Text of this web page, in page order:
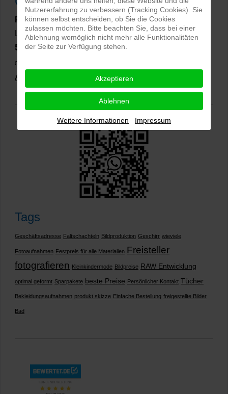
PRO-ducto GmbH, Fotografie und Bildbearbeitung in
Lichtenau
5,0⭐⭐⭐⭐⭐bei144 Google-Rezensionen
02.01.2026)
Alle Rezensionen ansehen|Bewertung abgeben
Tags
Geschäftsadresse Faltschachteln Bildproduktion Geschirr wieviele
Fotoaufnahmen Festpreis für alle Materialien Freisteller
fotografieren Kleinkindermode Bildpreise RAW Entwicklung
optimal geformt Sparpakete beste Preise Persönlicher Kontakt Tücher
Bekleidungsaufnahmen produkt skizze Einfache Bestellung freigestellte Bilder
Bad
Nutzererfahrung zu verbessern (Tracking Cookies). Sie
können selbst entscheiden, ob Sie die Cookies
zulassen möchten. Bitte beachten Sie, dass bei einer
Ablehnung womöglich nicht mehr alle Funktionalitäten
der Seite zur Verfügung stehen.
Akzeptieren
Ablehnen
Weitere Informationen Impressum